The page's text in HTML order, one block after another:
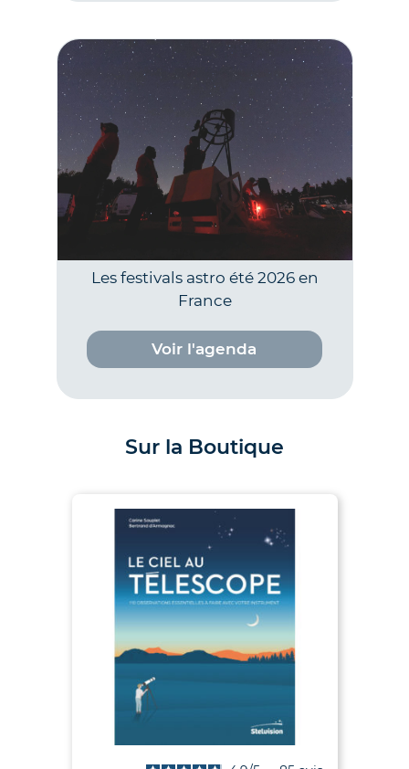
Les festivals astro été 2026 en
France
Voir l'agenda
Sur la Boutique